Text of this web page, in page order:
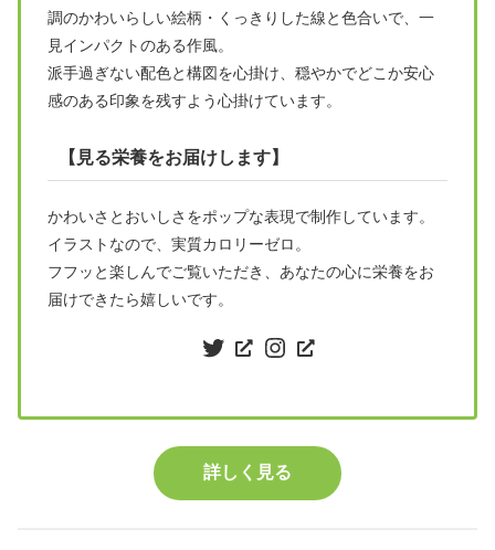
調のかわいらしい絵柄・くっきりした線と色合いで、一
見インパクトのある作風。
派手過ぎない配色と構図を心掛け、穏やかでどこか安心
感のある印象を残すよう心掛けています。
【見る栄養をお届けします】
かわいさとおいしさをポップな表現で制作しています。
イラストなので、実質カロリーゼロ。
フフッと楽しんでご覧いただき、あなたの心に栄養をお
届けできたら嬉しいです。
TwitterInstagram
詳しく見る